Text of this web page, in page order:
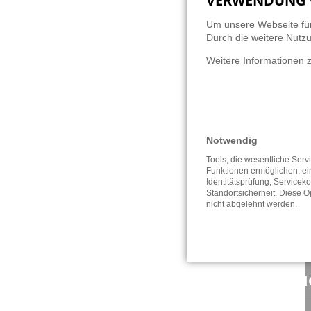
Um unsere Webseite
Durch die weitere
Weitere Informationen
Notwendig
Tools, die wesentliche
Funktionen ermöglichen,
Identitätsprüfung,
Standortsicherheit. Diese
nicht abgelehnt werden.